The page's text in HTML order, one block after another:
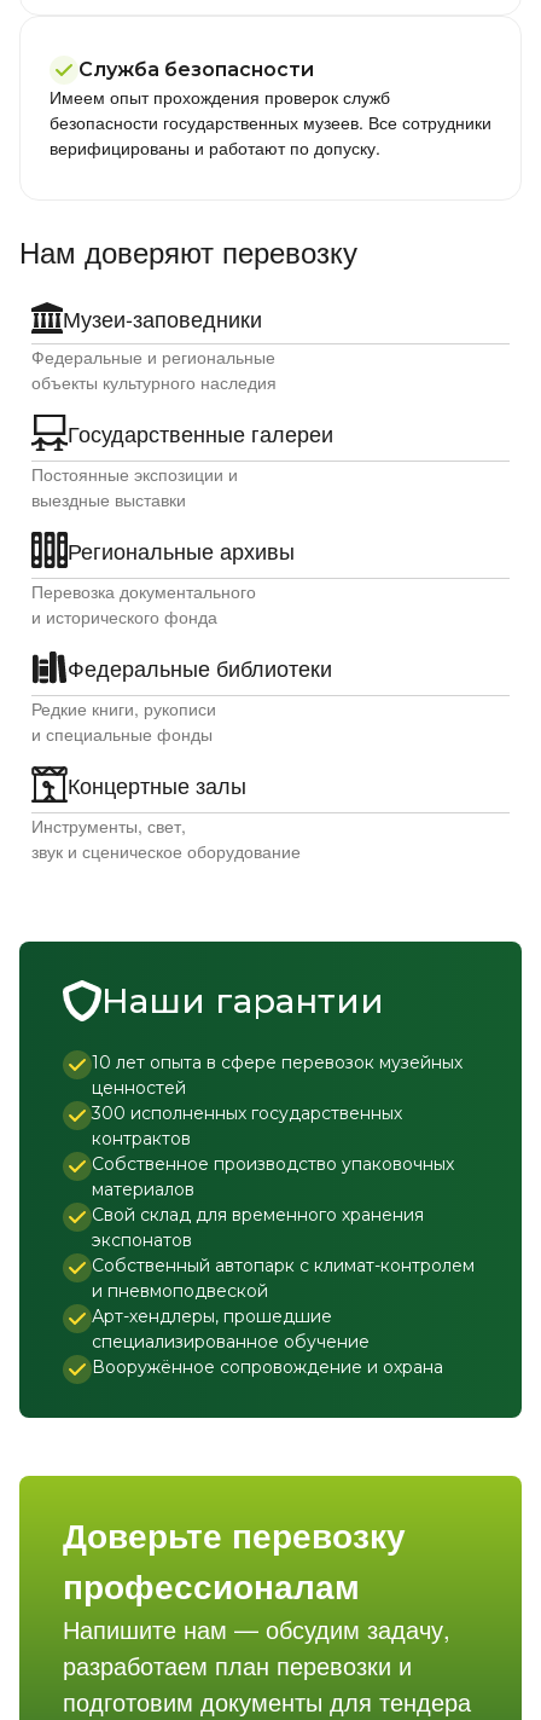
Служба безопасности
Имеем опыт прохождения проверок служб
безопасности государственных музеев. Все сотрудники
верифицированы и работают по допуску.
Нам доверяют перевозку
Музеи-заповедники
Федеральные и региональные
объекты культурного наследия
Государственные галереи
Постоянные экспозиции и
выездные выставки
Региональные архивы
Перевозка документального
и исторического фонда
Федеральные библиотеки
Редкие книги, рукописи
и специальные фонды
Концертные залы
Инструменты, свет,
звук и сценическое оборудование
Наши гарантии
10 лет опыта в сфере перевозок музейных
ценностей
300 исполненных государственных
контрактов
Собственное производство упаковочных
материалов
Свой склад для временного хранения
экспонатов
Собственный автопарк с климат-контролем
и пневмоподвеской
Арт-хендлеры, прошедшие
специализированное обучение
Вооружённое сопровождение и охрана
Доверьте перевозку
профессионалам
Напишите нам — обсудим задачу,
разработаем план перевозки и
подготовим документы для тендера